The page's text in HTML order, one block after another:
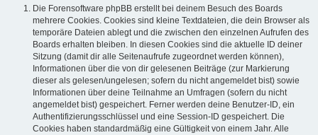
Die Forensoftware phpBB erstellt bei deinem Besuch des Boards
mehrere Cookies. Cookies sind kleine Textdateien, die dein Browser als
temporäre Dateien ablegt und die zwischen den einzelnen Aufrufen des
Boards erhalten bleiben. In diesen Cookies sind die aktuelle ID deiner
Sitzung (damit dir alle Seitenaufrufe zugeordnet werden können),
Informationen über die von dir gelesenen Beiträge (zur Markierung
dieser als gelesen/ungelesen; sofern du nicht angemeldet bist) sowie
Informationen über deine Teilnahme an Umfragen (sofern du nicht
angemeldet bist) gespeichert. Ferner werden deine Benutzer-ID, ein
Authentifizierungsschlüssel und eine Session-ID gespeichert. Die
Cookies haben standardmäßig eine Gültigkeit von einem Jahr. Alle